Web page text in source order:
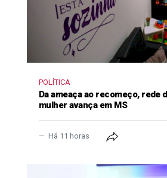
POLÍTICA
Da ameaça ao recomeço, rede
mulher avança em MS
Há 11 horas